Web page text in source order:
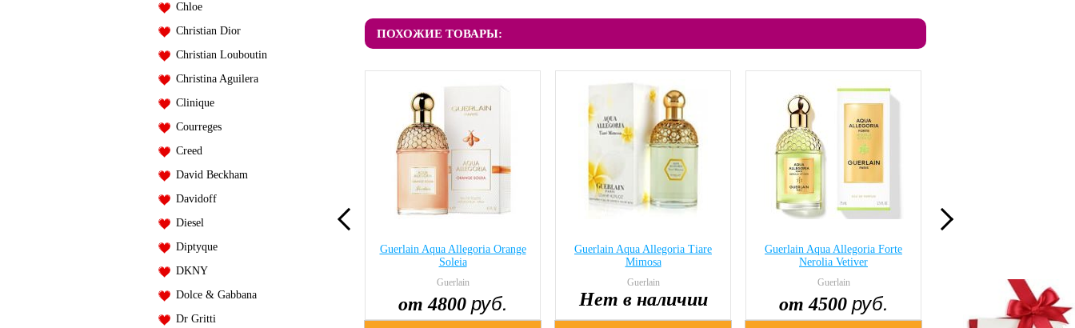
Chloe
Christian Dior
Christian Louboutin
Christina Aguilera
Clinique
Courreges
Creed
David Beckham
Davidoff
Diesel
Diptyque
DKNY
Dolce & Gabbana
Dr Gritti
ПОХОЖИЕ ТОВАРЫ:
Guerlain Mon Guerlain Bloom
Нет в наличии
Guerlain Aqua Allegoria Orange
Soleia
Guerlain
от 4800 руб.
Guerlain Aqua Allegoria Tiare
Mimosa
Guerlain
Нет в наличии
Guerlain Aqua Allegoria Forte
Nerolia Vetiver
Guerlain
от 4500 руб.
Guerlain
Нет в